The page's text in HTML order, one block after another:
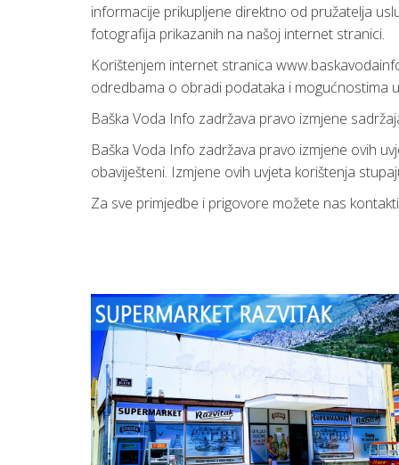
informacije prikupljene direktno od pružatelja
fotografija prikazanih na našoj internet stranici.
Korištenjem internet stranica
odredbama o obradi podataka i mogućnostima
Baška Voda Info zadržava pravo izmjene
Baška Voda Info zadržava pravo izmjene ovih
obaviješteni. Izmjene ovih uvjeta korištenja
Za sve primjedbe i prigovore možete nas